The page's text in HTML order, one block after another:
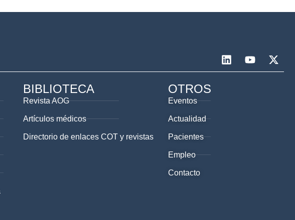
BIBLIOTECA
Revista AOG
Artículos médicos
Directorio de enlaces COT y revistas
OTROS
Eventos
Actualidad
Pacientes
Empleo
Contacto